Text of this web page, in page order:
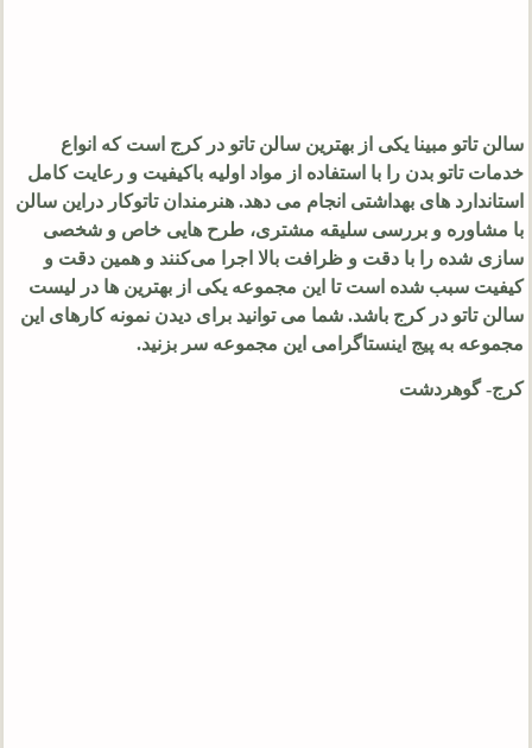
سالن تاتو مبینا یکی از بهترین سالن تاتو در کرج است که انواع
خدمات تاتو بدن را با استفاده از مواد اولیه باکیفیت و رعایت کامل
استاندارد های بهداشتی انجام می دهد. هنرمندان تاتوکار دراین سالن
با مشاوره و بررسی سلیقه مشتری، طرح‌ هایی خاص و شخصی‌
سازی‌ شده را با دقت و ظرافت بالا اجرا می‌کنند و همین دقت و
کیفیت سبب شده است تا این مجموعه یکی از بهترین ها در لیست
سالن تاتو در کرج باشد. شما می توانید برای دیدن نمونه کارهای این
مجموعه به پیج اینستاگرامی این مجموعه سر بزنید.
کرج- گوهردشت